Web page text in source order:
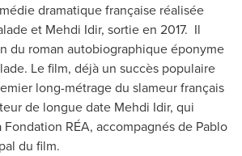
dramatique française réalisée
et Mehdi Idir, sortie en 2017. Il
du roman autobiographique éponyme
Le film, déjà un succès populaire
long-métrage du slameur français
de longue date Mehdi Idir, qui
RÉA, accompagnés de Pablo
du film.